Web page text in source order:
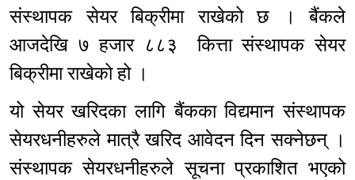
संस्थापक सेयर बिक्रीमा राखेको छ । बैंकले
आजदेखि ७ हजार ८८३ कित्ता संस्थापक सेयर
बिक्रीमा राखेको हो ।
यो सेयर खरिदका लागि बैंकका विद्यमान संस्थापक
सेयरधनीहरुले मात्रै खरिद आवेदन दिन सक्नेछन् ।
संस्थापक सेयरधनीहरुले सूचना प्रकाशित भएको